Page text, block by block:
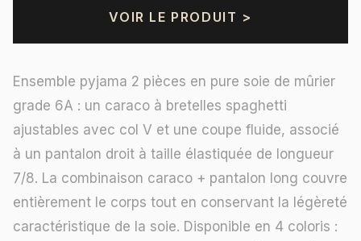
VOIR LE PRODUIT >
Ensemble pyjama 2 pièces en pure soie de mûrier
grade 6A : un caraco à bretelles spaghetti
ajustables avec col V et une coupe fluide, associé
à un pantalon droit à taille élastiquée de longueur
7/8. La combinaison caraco + pantalon long couvre
entièrement le corps tout en conservant la légèreté
caractéristique de la soie. Disponible en 4 coloris :